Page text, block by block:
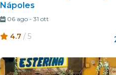
Nápoles
06 ago- 31 ott
4.7 / 5